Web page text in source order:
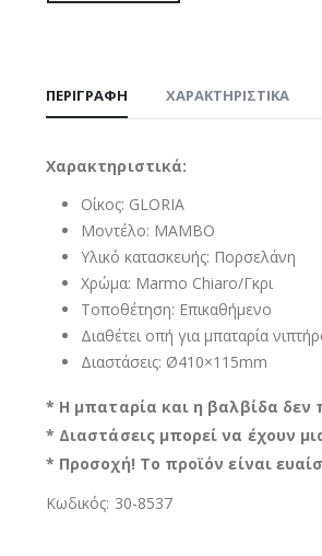
ΠΕΡΙΓΡΑΦΉ ΧΑΡΑΚΤΗΡΙΣΤΙΚΑ
Χαρακτηριστικά:
Οίκος: GLORIA
Μοντέλο: MAMBO
Υλικό κατασκευής: Πορσελάνη
Χρώμα: Marmo Chiaro/Γκρι
Τοποθέτηση: Επικαθήμενο
Διαθέτει οπή για μπαταρία
Διαστάσεις: Ø410×115mm
* Η μπαταρία και η βαλβίδα δεν
* Διαστάσεις μπορεί να έχουν
* Προσοχή! Το προϊόν είναι
Κωδικός: 30-8537